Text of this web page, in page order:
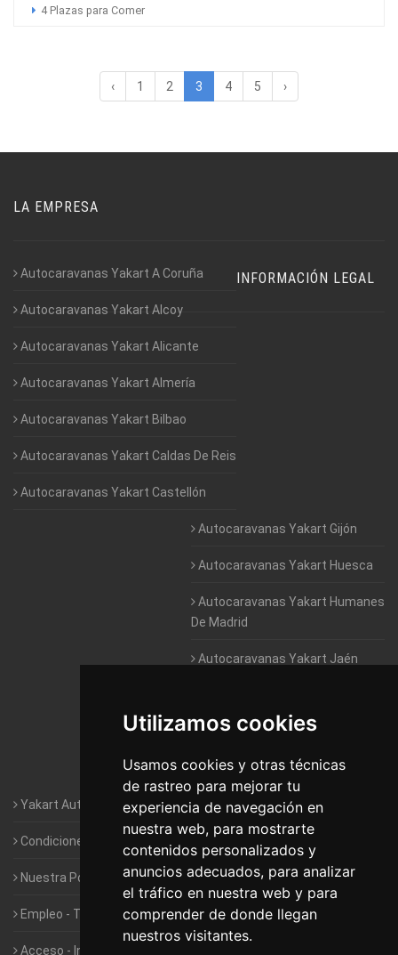
Utilizamos cookies
Usamos cookies y otras técnicas
de rastreo para mejorar tu
experiencia de navegación en
nuestra web, para mostrarte
contenidos personalizados y
anuncios adecuados, para analizar
el tráfico en nuestra web y para
comprender de donde llegan
nuestros visitantes.
4 Plazas para Comer
‹ 1 2 3 4 5 ›
LA EMPRESA
Autocaravanas Yakart A Coruña
Autocaravanas Yakart Alcoy
Autocaravanas Yakart Alicante
Autocaravanas Yakart Almería
Autocaravanas Yakart Bilbao
Autocaravanas Yakart Caldas De Reis
Autocaravanas Yakart Castellón
Autocaravanas Yakart Gijón
Autocaravanas Yakart Huesca
Autocaravanas Yakart Humanes
De Madrid
Autocaravanas Yakart Jaén
Autocaravanas Yakart Valencia
Autocaravanas Yakart Vitoria
INFORMACIÓN LEGAL
Yakart Autocaravanas · La empresa
Condiciones de Alquiler de Yakart
Nuestra Política de Privacidad
Empleo - Trabaja con nosotros
Acceso - Intranet de Franquiciados